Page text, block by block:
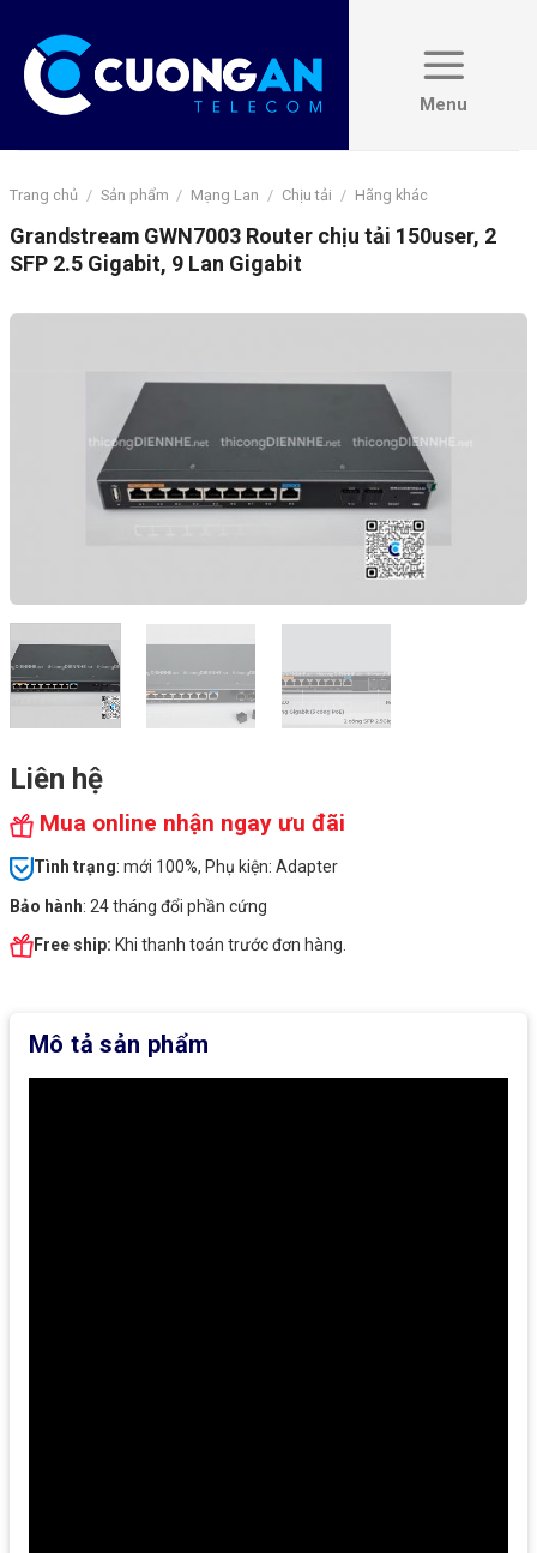
content
Trang chủ / Sản phẩm / Mạng Lan / Chịu tải / Hãng khác
Grandstream GWN7003 Router chịu tải 150user, 2
SFP 2.5 Gigabit, 9 Lan Gigabit
Liên hệ
Mua online nhận ngay ưu đãi
Tình trạng: mới 100%, Phụ kiện: Adapter
Bảo hành: 24 tháng đổi phần cứng
Free ship: Khi thanh toán trước đơn hàng.
Mô tả sản phẩm